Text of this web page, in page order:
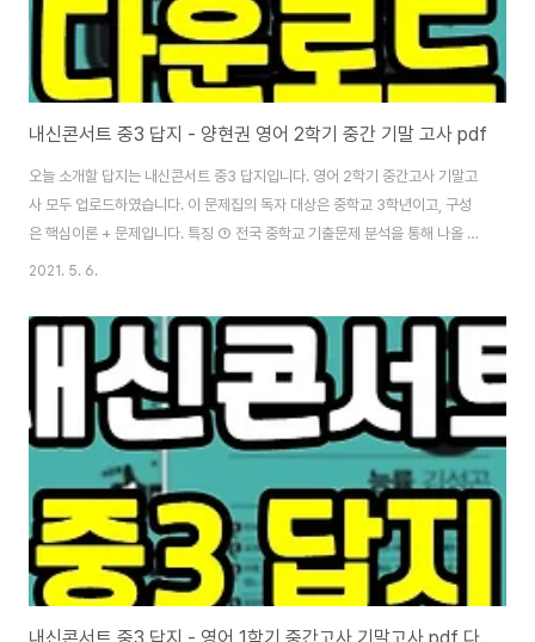
내신콘서트 중3 답지 - 양현권 영어 2학기 중간 기말 고사 pdf
오늘 소개할 답지는 내신콘서트 중3 답지입니다. 영어 2학기 중간고사 기말고
사 모두 업로드하였습니다. 이 문제집의 독자 대상은 중학교 3학년이고, 구성
은 핵심이론 + 문제입니다. 특징 ① 전국 중학교 기출문제 분석을 통해 나올 수
있는 모든 기출 유형 문제 수록 ② 어휘, 의사소통기능, 언어형식, 독해 등 각 영
이션 학습과 자동암기가 가능한 앙코르북 제공 ④ 학생들이 가장 많이 틀리는
어법문제와 서답형 문제에 대비한 서술형 대비 ⑤ 최다 적중 서술형 문제와 창
의 서술형 문제 수록 내신콘서트 중3 답지 2학기 중간 기말고사 [▼ 중3 2학
기 중간고사] [▼ 중3 2학기 기말고사] 많은 학원에서 내신콘서트 영어 포함
여러 문제집으로 ..
2021. 5. 6.